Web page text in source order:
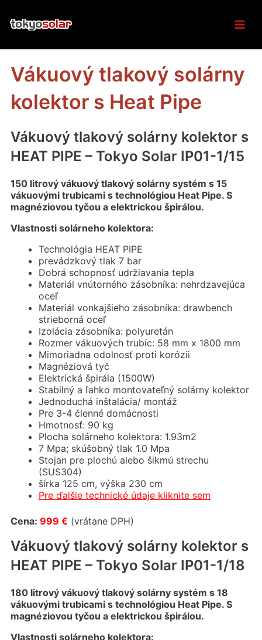
content
Vákuový tlakový solárny
kolektor s Heat Pipe
Vákuový tlakový solárny kolektor s
HEAT PIPE – Tokyo Solar IP01-1/15
150 litrový vákuový tlakový solárny systém s 15
vákuovými trubicami s technológiou Heat Pipe. S
magnéziovou tyčou a elektrickou špirálou.
Vlastnosti solárneho kolektora:
Technológia HEAT PIPE
prevádzkový tlak 7 bar
Dobrá schopnosť udržiavania tepla
Materiál vnútorného zásobníka: nehrdzavejúca
oceľ
Materiál vonkajšieho zásobníka: drawbench
strieborná oceľ
Izolácia zásobníka: polyuretán
Rozmer vákuových trubíc: 58 mm x 1800 mm
Mimoriadna odolnosť proti korózii
Magnéziová tyč
Elektrická špirála (1500W)
Stabilný a ľahko montovateľný solárny kolektor
Jednoduchá inštalácia/ montáž
Pre 3-4 členné domácnosti
Hmotnosť: 90 kg
Plocha solárneho kolektora: 1.93m2
7 Mpa; skúšobný tlak 1.0 Mpa
Stojan pre plochú alebo šikmú strechu
(SUS304)
šírka 125 cm, výška 230 cm
Pre ďalšie technické údaje kliknite sem
Cena: 999 € (vrátane DPH)
Vákuový tlakový solárny kolektor s
HEAT PIPE – Tokyo Solar IP01-1/18
180 litrový vákuový tlakový solárny systém s 18
vákuovými trubicami s technológiou Heat Pipe. S
magnéziovou tyčou a elektrickou špirálou.
Vlastnosti solárneho kolektora: